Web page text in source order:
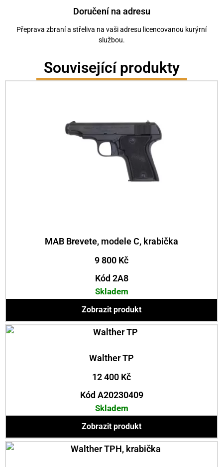
Doručení na adresu
Přeprava zbraní a střeliva na vaši adresu licencovanou kurýrní
službou.
Související produkty
MAB Brevete, modele C, krabička
9 800 Kč
Kód 2A8
Skladem
Zobrazit produkt
Walther TP
12 400 Kč
Kód A20230409
Skladem
Zobrazit produkt